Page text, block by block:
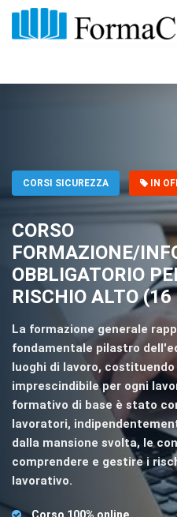
CORSI SICUREZZA IN
CORSO
FORMAZIONE/
OBBLIGATORIO
RISCHIO ALTO (16
La formazione generale
fondamentale pilastro
luoghi di lavoro,
imprescindibile per ogni
formativo di base è stato
lavoratori,
dalla mansione svolta, le
comprendere e gestire i
lavorativo.